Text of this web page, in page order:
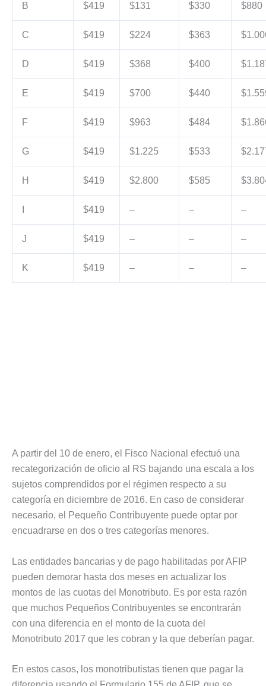
B $419 $131 $330 $880
C $419 $224 $363
D $419 $368 $400
E $419 $700 $440
F $419 $963 $484
G $419 $1.225 $533
H $419 $2.800 $585
$419 – – –
J $419 – – –
K $419 – – –
A partir del 10 de enero, el Fisco Nacional efectuó una
recategorización de oficio al RS bajando una escala a los
sujetos comprendidos por el régimen respecto a su
categoría en diciembre de 2016. En caso de considerar
necesario, el Pequeño Contribuyente puede optar por
encuadrarse en dos o tres categorías menores.
Las entidades bancarias y de pago habilitadas por AFIP
pueden demorar hasta dos meses en actualizar los
montos de las cuotas del Monotributo. Es por esta razón
que muchos Pequeños Contribuyentes se encontrarán
con una diferencia en el monto de la cuota del
Monotributo 2017 que les cobran y la que deberían pagar.
En estos casos, los monotributistas tienen que pagar la